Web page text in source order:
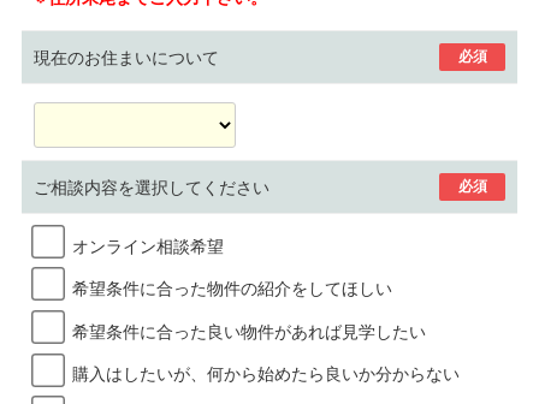
現在のお住まいについて 必須
ご相談内容を選択してください 必須
オンライン相談希望
希望条件に合った物件の紹介をしてほしい
希望条件に合った良い物件があれば見学したい
購入はしたいが、何から始めたら良いか分からない